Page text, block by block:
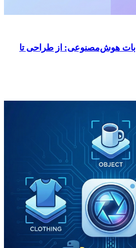
هوش‌مصنوعی: از طراحی تا